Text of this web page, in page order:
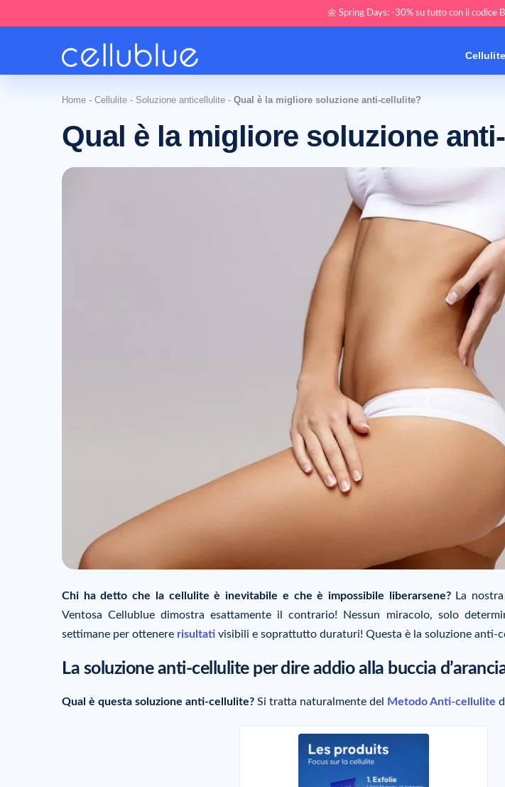
🌼 Spring Days: -30% su tutto con il codice
Cellulite
Home - Cellulite - Soluzione anticellulite - Qual è la migliore soluzione anti-cellulite?
Qual è la migliore soluzione
Chi ha detto che la cellulite è inevitabile e che è impossibile liberarsene?La nostra
Ventosa Cellublue dimostra esattamente il contrario! Nessun miracolo, solo
settimane per ottenere risultati visibili e soprattutto duraturi! Questa è la soluzione anti-
La soluzione anti-cellulite per dire addio alla buccia
Qual è questa soluzione anti-cellulite? Si tratta naturalmente del Metodo Anti-cellulite